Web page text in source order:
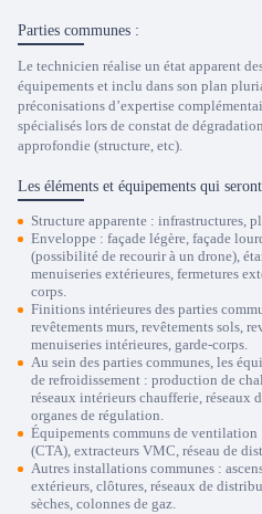
Parties communes :
Le technicien réalise un état apparent
équipements et inclu dans son plan
préconisations d’expertise
spécialisés lors de constat de
approfondie (structure, etc).
Les éléments et équipements qui
Structure apparente : infrastructures,
Enveloppe : façade légère, façade
(possibilité de recourir à un drone),
menuiseries extérieures, fermetures
corps.
Finitions intérieures des parties
revêtements murs, revêtements sols,
menuiseries intérieures, garde-corps.
Au sein des parties communes, les
de refroidissement : production de
réseaux intérieurs chaufferie, réseaux
organes de régulation.
Équipements communs de
(CTA), extracteurs VMC, réseau de
Autres installations communes :
extérieurs, clôtures, réseaux de
sèches, colonnes de gaz.